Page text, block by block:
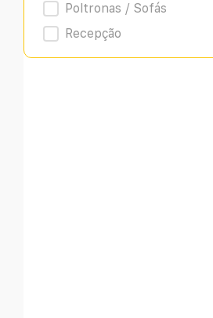
Product Archive
Poltronas / Sofás
Recepção